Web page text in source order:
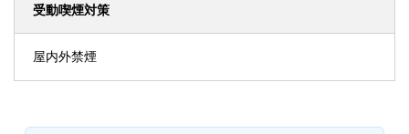
受動喫煙対策
屋内外禁煙